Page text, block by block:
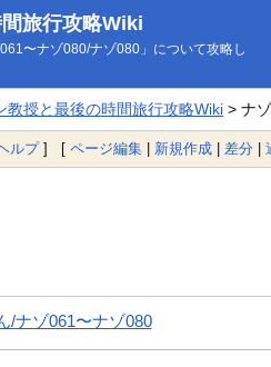
旅行攻略Wiki
〜ナゾ080/ナゾ080」について攻略し
教授と最後の時間旅行攻略Wiki> ナ
ルプ] [ ページ編集 | 新規作成 | 差分 |
/ナゾ061〜ナゾ080